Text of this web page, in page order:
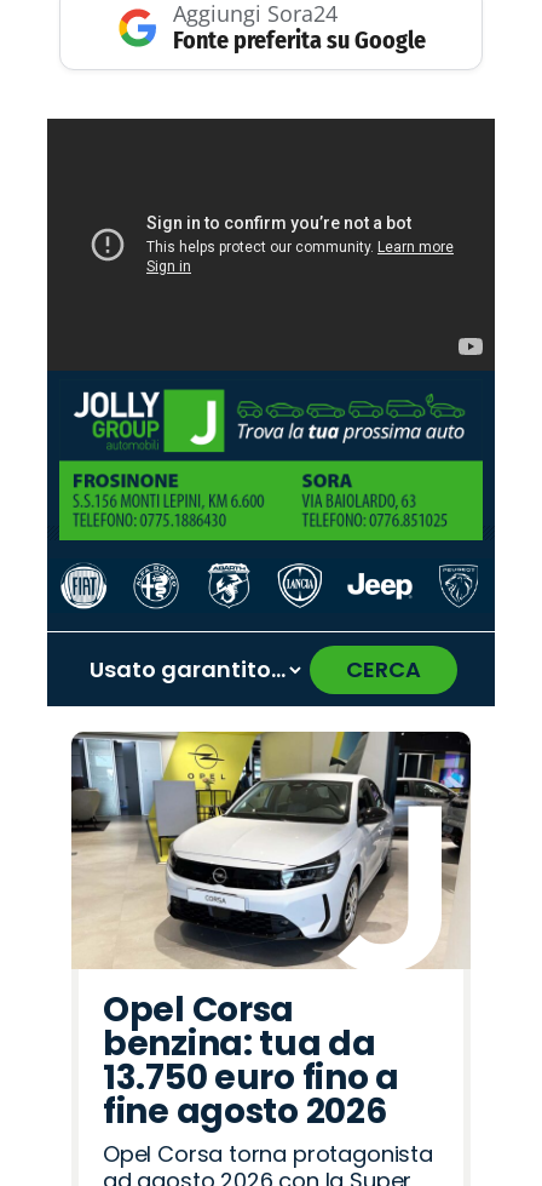
Aggiungi Sora24
Fonte preferita su Google
CERCA
Promo
Cupra
Promo
Opel
Promo
Abarth
Promo
Omoda
Promo
Peugeot
Promo
Mazda
Promo
Lancia
Promo
Jaecoo
Promo
Fiat
Promo
Citroën
Promo
Alfa
Romeo
Promo
Hyundai
Promo
Land
Rover
Promo
Jeep
Promo
Seat
‹ ›
Opel Corsa
benzina: tua da
13.750 euro fino a
fine agosto 2026
Opel Corsa torna protagonista